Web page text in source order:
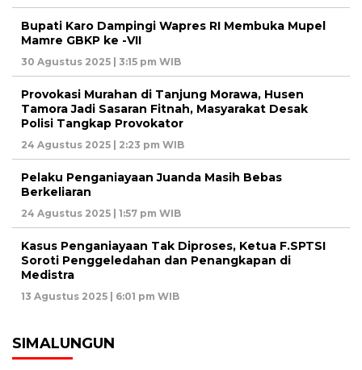
Bupati Karo Dampingi Wapres RI Membuka Mupel
Mamre GBKP ke -VII
30 Agustus 2025 | 3:15 pm WIB
Provokasi Murahan di Tanjung Morawa, Husen
Tamora Jadi Sasaran Fitnah, Masyarakat Desak
Polisi Tangkap Provokator
24 Agustus 2025 | 2:23 pm WIB
Pelaku Penganiayaan Juanda Masih Bebas
Berkeliaran
24 Agustus 2025 | 1:57 pm WIB
Kasus Penganiayaan Tak Diproses, Ketua F.SPTSI
Soroti Penggeledahan dan Penangkapan di
Medistra
13 Agustus 2025 | 6:01 pm WIB
SIMALUNGUN